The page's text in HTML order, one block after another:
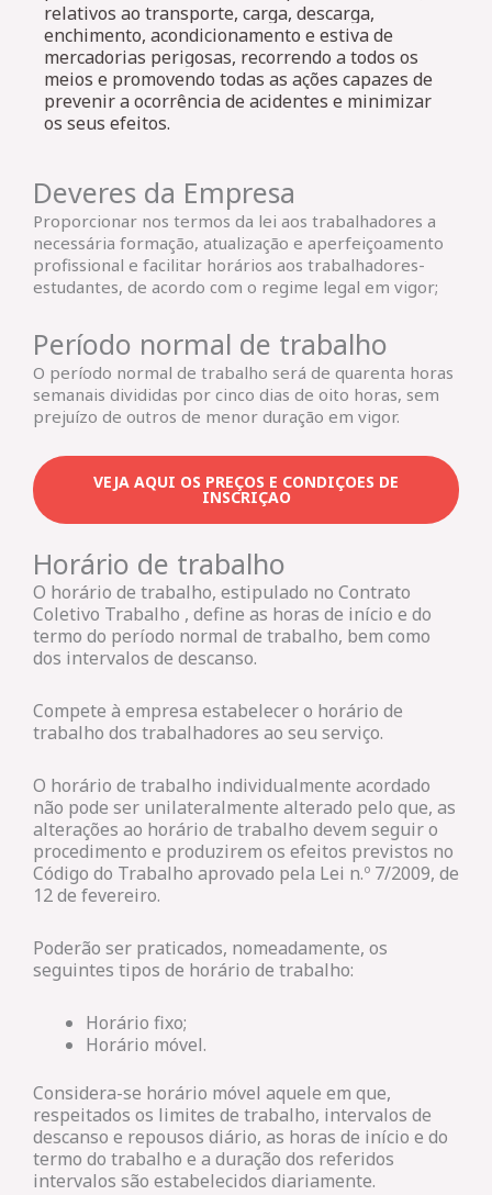
relativos ao transporte, carga, descarga,
enchimento, acondicionamento e estiva de
mercadorias perigosas, recorrendo a todos os
meios e promovendo todas as ações capazes de
prevenir a ocorrência de acidentes e minimizar
os seus efeitos.
Deveres da Empresa
Proporcionar nos termos da lei aos trabalhadores a
necessária formação, atualização e aperfeiçoamento
profissional e facilitar horários aos trabalhadores-
estudantes, de acordo com o regime legal em vigor;
Período normal de trabalho
O período normal de trabalho será de quarenta horas
semanais divididas por cinco dias de oito horas, sem
prejuízo de outros de menor duração em vigor.
VEJA AQUI OS PREÇOS E CONDIÇOES DE
INSCRIÇAO
Horário de trabalho
O horário de trabalho, estipulado no Contrato
Coletivo Trabalho , define as horas de início e do
termo do período normal de trabalho, bem como
dos intervalos de descanso.
Compete à empresa estabelecer o horário de
trabalho dos trabalhadores ao seu serviço.
O horário de trabalho individualmente acordado
não pode ser unilateralmente alterado pelo que, as
alterações ao horário de trabalho devem seguir o
procedimento e produzirem os efeitos previstos no
Código do Trabalho aprovado pela Lei n.º 7/2009, de
12 de fevereiro.
Poderão ser praticados, nomeadamente, os
seguintes tipos de horário de trabalho:
Horário fixo;
Horário móvel.
Considera-se horário móvel aquele em que,
respeitados os limites de trabalho, intervalos de
descanso e repousos diário, as horas de início e do
termo do trabalho e a duração dos referidos
intervalos são estabelecidos diariamente.